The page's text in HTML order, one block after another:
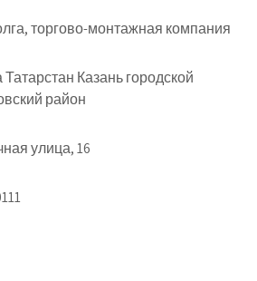
торгово-монтажная компания
Казань городской
район
улица, 16